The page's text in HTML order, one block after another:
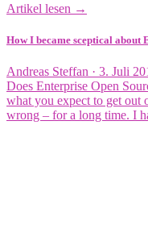
Artikel lesen →
How I became sceptical about
Andreas Steffan ·
am
3. Juli
Does Enterprise Open
what you expect to get out
wrong – for a long time. I